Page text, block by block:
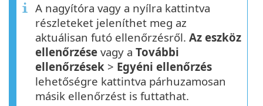
A nagyítóra vagy a nyílra kattintva
részleteket jeleníthet meg az
aktuálisan futó ellenőrzésről. Az eszköz
ellenőrzése vagy a További
ellenőrzések > Egyéni ellenőrzés
lehetőségre kattintva párhuzamosan
másik ellenőrzést is futtathat.